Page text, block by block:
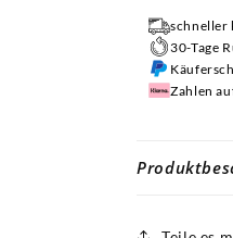
schneller
30-Tage
Zahlen